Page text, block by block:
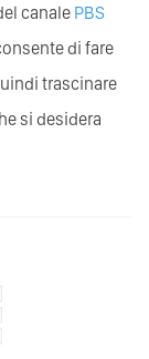
canale PBS
di fare
trascinare
si desidera